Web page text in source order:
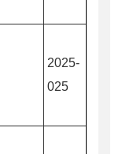
2025-
025